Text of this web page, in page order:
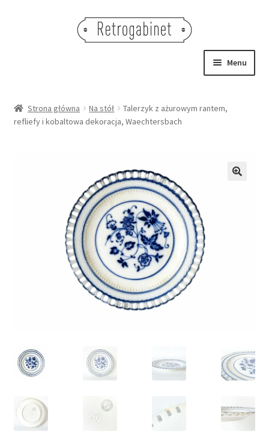
Menu
OBRAZY
OŚWIETLENIE
Strona główna Na stół
Talerzyk z ażurowym rantem,
refliefy i kobaltowa dekoracja, Waechtersbach